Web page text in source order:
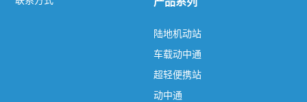
陆地机动站
车载动中通
超轻便携站
动中通